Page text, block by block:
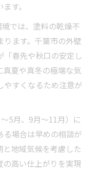
す。
では、塗料の乾燥不
ります。千葉市の外壁
「春先や秋口の安定し
真夏や真冬の極端な気
やすくなるため注意が
5月、9月～11月）に
る場合は早めの相談が
地域気候を考慮した
の高い仕上がりを実現